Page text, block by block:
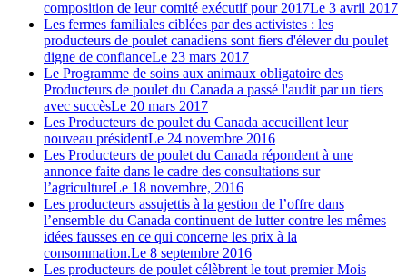
composition de leur comité exécutif pour 2017Le 3 avril 2017
Les fermes familiales ciblées par des activistes : les
producteurs de poulet canadiens sont fiers d'élever du poulet
digne de confianceLe 23 mars 2017
Le Programme de soins aux animaux obligatoire des
Producteurs de poulet du Canada a passé l'audit par un tiers
avec succèsLe 20 mars 2017
Les Producteurs de poulet du Canada accueillent leur
nouveau présidentLe 24 novembre 2016
Les Producteurs de poulet du Canada répondent à une
annonce faite dans le cadre des consultations sur
l’agricultureLe 18 novembre, 2016
Les producteurs assujettis à la gestion de l’offre dans
l’ensemble du Canada continuent de lutter contre les mêmes
idées fausses en ce qui concerne les prix à la
consommation.Le 8 septembre 2016
Les producteurs de poulet célèbrent le tout premier Mois